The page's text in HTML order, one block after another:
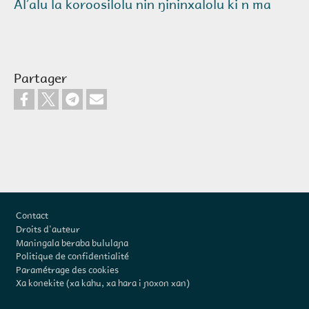
Alʼalu la koroosilolu nin ŋininxalolu ki n ma
Partager
Contact
Droits d'auteur
Maningala beraba bululaɲa
Politique de confidentialité
Paramétrage des cookies
Xa konekite (xa kahu, xa hara i ɲoxon xan)